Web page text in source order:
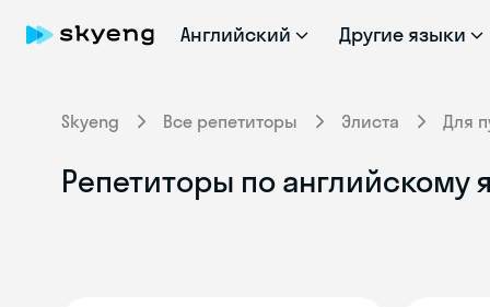
Английский Другие языки
Skyeng Все репетиторы Элиста Для
Репетиторы по английскому